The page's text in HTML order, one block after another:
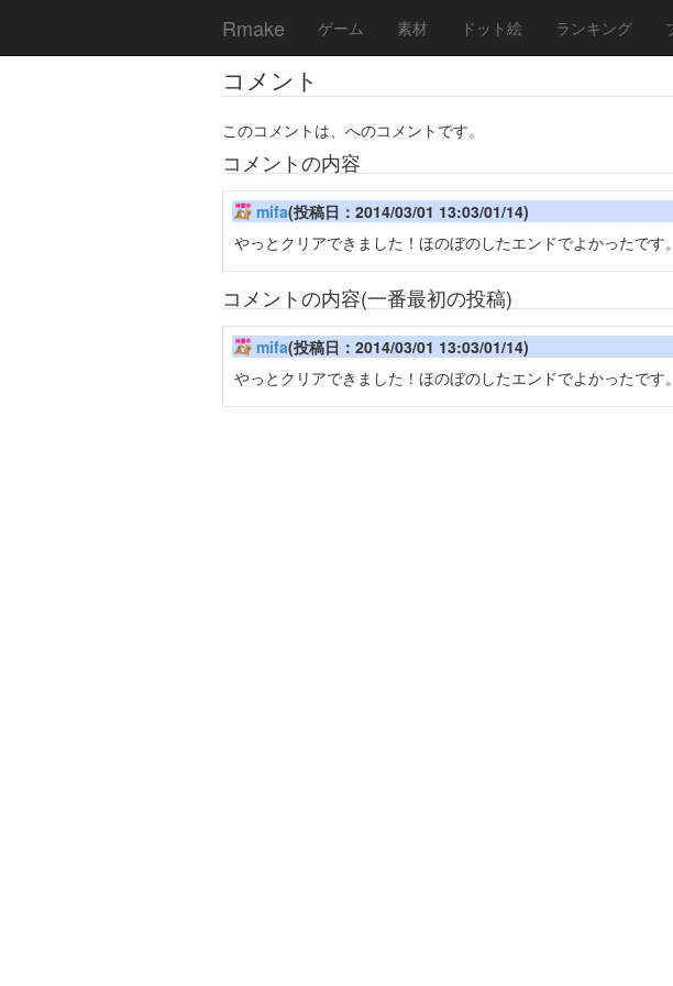
Rmake ゲーム 素材 ドット絵 ランキング
コメント
このコメントは、へのコメントです。
コメントの内容
mifa(投稿日：2014/03/01 13:03/01/14)
やっとクリアできました！ほのぼのしたエンドでよかったです
コメントの内容(一番最初の投稿)
mifa(投稿日：2014/03/01 13:03/01/14)
やっとクリアできました！ほのぼのしたエンドでよかったです